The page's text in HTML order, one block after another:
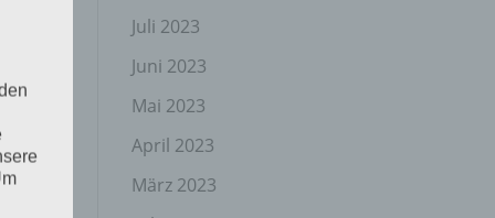
Juli 2023
Juni 2023
Mai 2023
April 2023
März 2023